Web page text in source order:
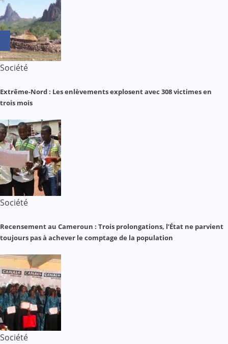
Société
Extrême-Nord : Les enlèvements explosent avec 308 victimes en
trois mois
Société
Recensement au Cameroun : Trois prolongations, l’État ne parvient
toujours pas à achever le comptage de la population
Société